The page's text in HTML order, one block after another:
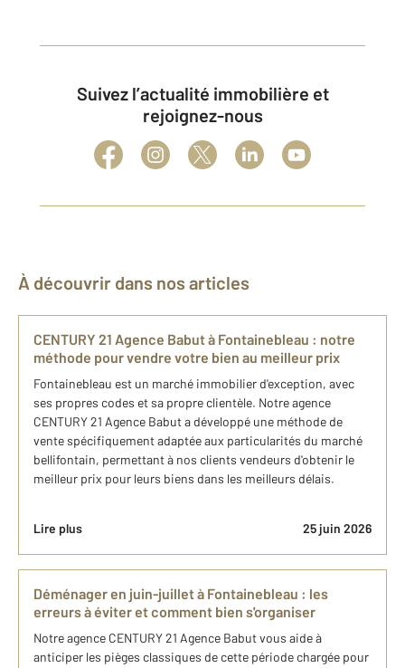
Suivez l’actualité immobilière et
rejoignez-nous
À découvrir dans nos articles
CENTURY 21 Agence Babut à Fontainebleau : notre
méthode pour vendre votre bien au meilleur prix
Fontainebleau est un marché immobilier d'exception, avec
ses propres codes et sa propre clientèle. Notre agence
CENTURY 21 Agence Babut a développé une méthode de
vente spécifiquement adaptée aux particularités du marché
bellifontain, permettant à nos clients vendeurs d'obtenir le
meilleur prix pour leurs biens dans les meilleurs délais.
Lire plus 25 juin 2026
Déménager en juin-juillet à Fontainebleau : les
erreurs à éviter et comment bien s'organiser
Notre agence CENTURY 21 Agence Babut vous aide à
anticiper les pièges classiques de cette période chargée pour